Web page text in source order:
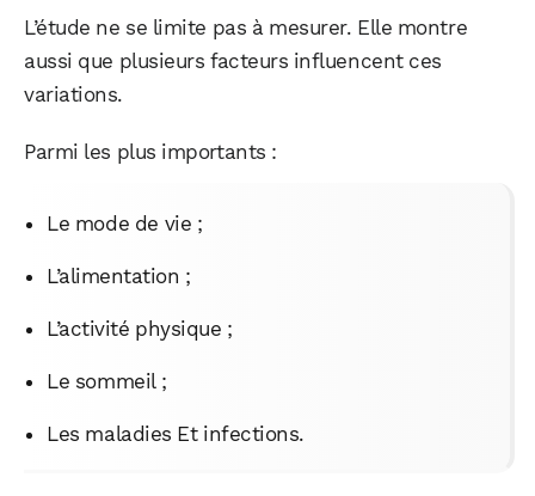
L’étude ne se limite pas à mesurer. Elle montre
aussi que plusieurs facteurs influencent ces
variations.
Parmi les plus importants :
Le mode de vie ;
L’alimentation ;
L’activité physique ;
Le sommeil ;
Les maladies Et infections.